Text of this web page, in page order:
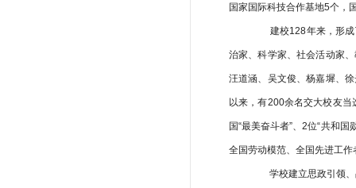
国家国际科技合作基地5个，
建校128年来，形成
治家、科学家、社会活动家
汪道涵、吴文俊、杨嘉墀、
以来，有200余名交大校友当
国“最美奋斗者”、2位“共和
全国劳动模范、全国先进工
学校建立思政引领、